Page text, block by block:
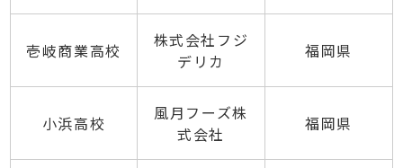
壱岐商業高校
株式会社フジ
デリカ
福岡県
小浜高校
風月フーズ株
式会社
福岡県